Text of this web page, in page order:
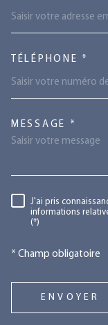
TÉLÉPHONE *
MESSAGE *
J'ai pris
informations
(*)
* Champ obligatoire
ENVOYER